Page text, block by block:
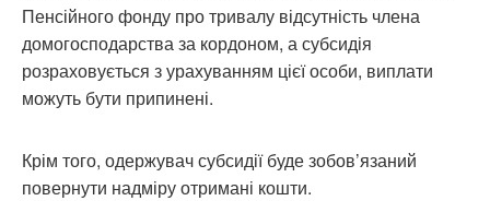
Пенсійного фонду про тривалу відсутність члена
домогосподарства за кордоном, а субсидія
розраховується з урахуванням цієї особи, виплати
можуть бути припинені.
Крім того, одержувач субсидії буде зобов’язаний
повернути надміру отримані кошти.